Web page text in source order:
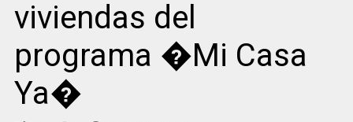
viviendas del
programa �Mi Casa
Ya�